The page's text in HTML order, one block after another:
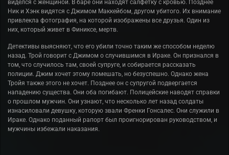
виделся с женщиной. В баре они находят салфетку с кровью. Позднее
Ник и Хэнк видятся с Джимом Маккейбом, другом убитого. Их внимание
привлекла фотография, на которой изображены все друзья. Один из
них, который живет в Финиксе, мертв.
Детективы выясняют, что его убили точно таким же способом неделю
назад. Трой говорит с Джимом о случившимся в Ираке. Он признался в
том, что случилось там, своей супруге, и собирается рассказать
полиции. Джим хочет этому помешать, но безуспешно. Однако жена
Тройя также этого не хочет. Позднее он с супругой подвергается
нападению существа. Они оба погибают. Полицейские наводят справки
о прошлом мужчин. Они узнают, что несколько лет назад солдаты
изнасиловали девушку, которую звали Френки Гонсалес. Они служили в
Ираке. Однако поданный рапорт был проигнорирован руководством, и
мужчины избежали наказания.